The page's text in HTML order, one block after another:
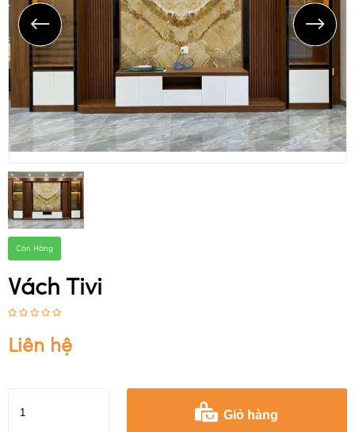
DANH MỤC SẢN PHẨM
NHỰA
ỐP
TƯỜNG
NANO
CÁC
MẪU
LAM
SÓNG
VÀ
PVC
CÔNG TRÌNH ĐÃ THI CÔNG
Còn Hàng
Vách Tivi
Liên hệ
Giỏ hàng